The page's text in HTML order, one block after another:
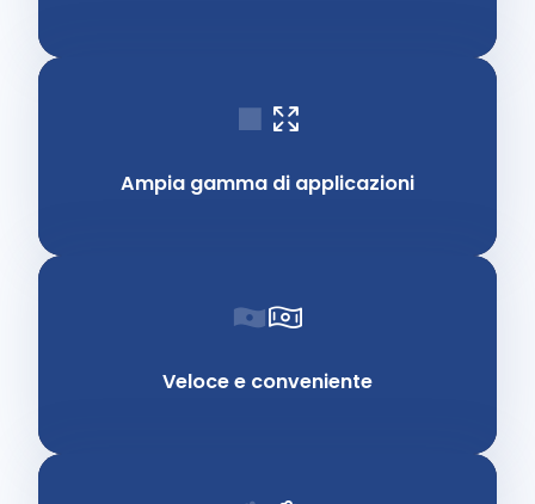
Ampia gamma di applicazioni
Veloce e conveniente